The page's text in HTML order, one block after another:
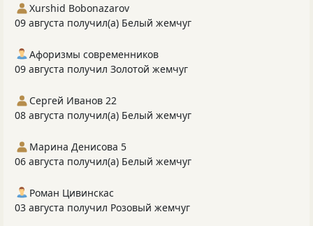
Xurshid Bobonazarov
09 августа получил(а) Белый жемчуг
Афоризмы современников
09 августа получил Золотой жемчуг
Сергей Иванов 22
08 августа получил(а) Белый жемчуг
Марина Денисова 5
06 августа получил(а) Белый жемчуг
Роман Цивинскас
03 августа получил Розовый жемчуг